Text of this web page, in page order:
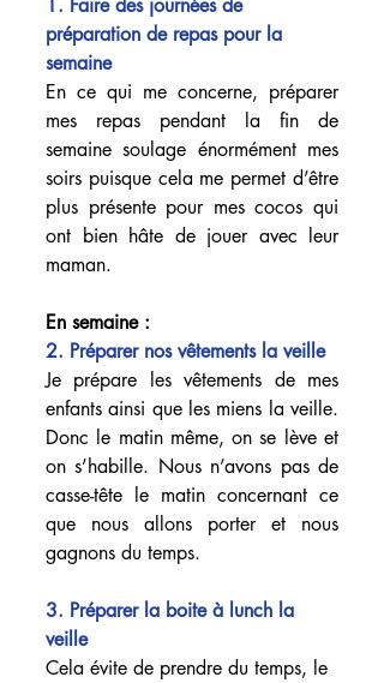
1. Faire des journées de
préparation de repas pour la
semaine
En ce qui me concerne, préparer
mes repas pendant la fin de
semaine soulage énormément mes
soirs puisque cela me permet d’être
plus présente pour mes cocos qui
ont bien hâte de jouer avec leur
maman.
En semaine :
2. Préparer nos vêtements la veille
Je prépare les vêtements de mes
enfants ainsi que les miens la veille.
Donc le matin même, on se lève et
on s’habille. Nous n’avons pas de
casse-tête le matin concernant ce
que nous allons porter et nous
gagnons du temps.
3. Préparer la boite à lunch la
veille
Cela évite de prendre du temps, le